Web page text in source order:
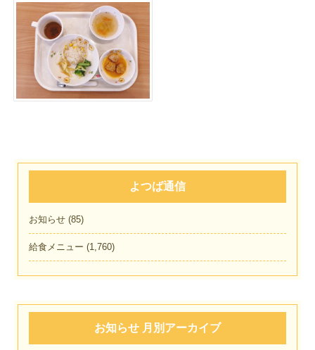
よつば通信
お知らせ (85)
給食メニュー (1,760)
お知らせ 月別アーカイブ